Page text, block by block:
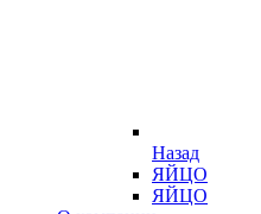
Назад
ЯЙЦО
ЯЙЦО